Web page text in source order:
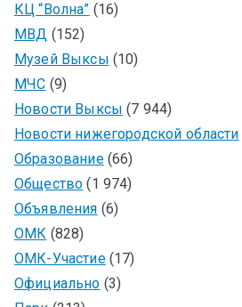
КЦ “Волна” (16)
МВД (152)
Музей Выксы (10)
МЧС (9)
Новости Выксы (7 944)
Новости нижегородской области
Образование(66)
Общество (1 974)
Объявления (6)
ОМК (828)
ОМК-Участие(17)
Официально (3)